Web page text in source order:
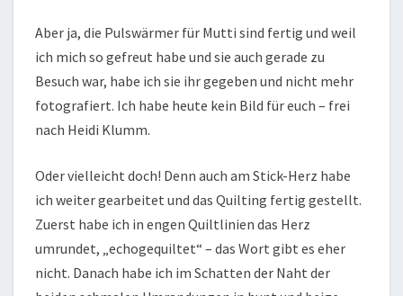
Aber ja, die Pulswärmer für Mutti sind fertig und weil
ich mich so gefreut habe und sie auch gerade zu
Besuch war, habe ich sie ihr gegeben und nicht mehr
fotografiert. Ich habe heute kein Bild für euch – frei
nach Heidi Klumm.
Oder vielleicht doch! Denn auch am Stick-Herz habe
ich weiter gearbeitet und das Quilting fertig gestellt.
Zuerst habe ich in engen Quiltlinien das Herz
umrundet, „echogequiltet“ – das Wort gibt es eher
nicht. Danach habe ich im Schatten der Naht der